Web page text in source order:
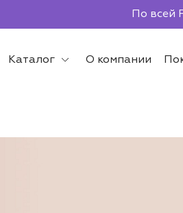
По всей
Каталог О компании